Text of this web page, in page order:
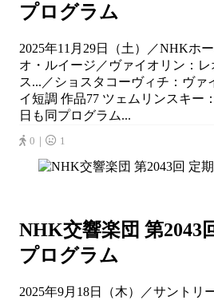
プログラム
2025年11月29日（土）／NHKホ
オ・ルイージ／ヴァイオリン：
ス...／ショスタコーヴィチ：ヴァ
イ短調 作品77 ツェムリンスキー
日も同プログラム...
0｜ 1
NHK交響楽団 第2043
プログラム
2025年9月18日（木）／サントリ